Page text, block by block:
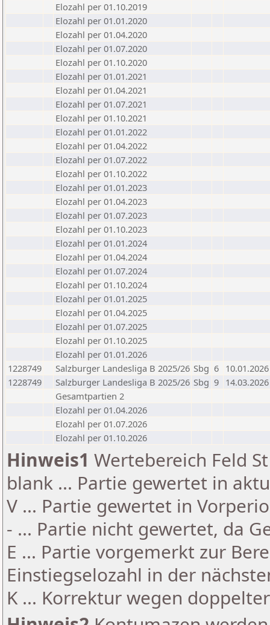
Elozahl per 01.10.2019
Elozahl per 01.01.2020
Elozahl per 01.04.2020
Elozahl per 01.07.2020
Elozahl per 01.10.2020
Elozahl per 01.01.2021
Elozahl per 01.04.2021
Elozahl per 01.07.2021
Elozahl per 01.10.2021
Elozahl per 01.01.2022
Elozahl per 01.04.2022
Elozahl per 01.07.2022
Elozahl per 01.10.2022
Elozahl per 01.01.2023
Elozahl per 01.04.2023
Elozahl per 01.07.2023
Elozahl per 01.10.2023
Elozahl per 01.01.2024
Elozahl per 01.04.2024
Elozahl per 01.07.2024
Elozahl per 01.10.2024
Elozahl per 01.01.2025
Elozahl per 01.04.2025
Elozahl per 01.07.2025
Elozahl per 01.10.2025
Elozahl per 01.01.2026
1228749
Salzburger Landesliga B 2025/26 Sbg 6 10.01.2026
1228749
Salzburger Landesliga B 2025/26 Sbg 9 14.03.2026
Gesamtpartien 2
Elozahl per 01.04.2026
Elozahl per 01.07.2026
Elozahl per 01.10.2026
Hinweis1 Wertebereich Feld
blank ... Partie gewertet in
V ... Partie gewertet in
- ... Partie nicht gewertet, da
E ... Partie vorgemerkt zur
Einstiegselozahl in der
K ... Korrektur wegen